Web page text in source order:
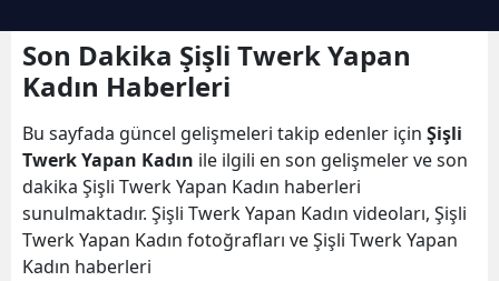
Son Dakika Şişli Twerk Yapan
Kadın Haberleri
Bu sayfada güncel gelişmeleri takip edenler için Şişli
Twerk Yapan Kadın ile ilgili en son gelişmeler ve son
dakika Şişli Twerk Yapan Kadın haberleri
sunulmaktadır. Şişli Twerk Yapan Kadın videoları, Şişli
Twerk Yapan Kadın fotoğrafları ve Şişli Twerk Yapan
Kadın haberleri